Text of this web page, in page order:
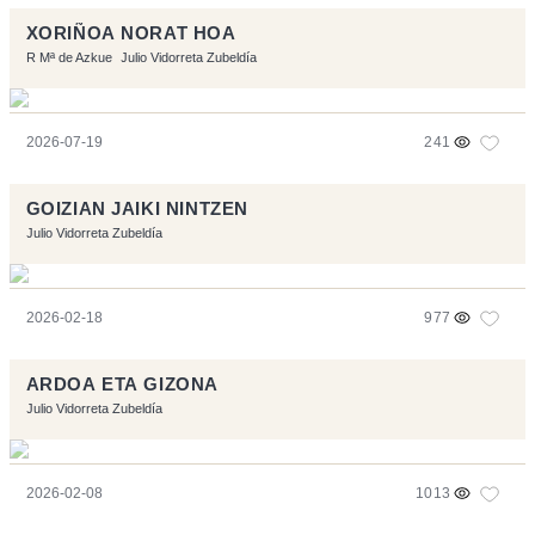
XORIÑOA NORAT HOA
R Mª de Azkue Julio Vidorreta Zubeldía
2026-07-19 241
GOIZIAN JAIKI NINTZEN
Julio Vidorreta Zubeldía
2026-02-18 977
ARDOA ETA GIZONA
Julio Vidorreta Zubeldía
2026-02-08 1013